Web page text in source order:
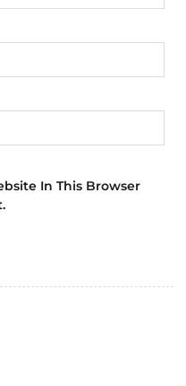
In This Browser